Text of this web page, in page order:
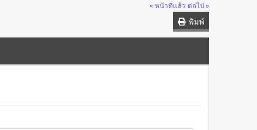
« หน้าที่แล้ว ต่อไป »
พิมพ์